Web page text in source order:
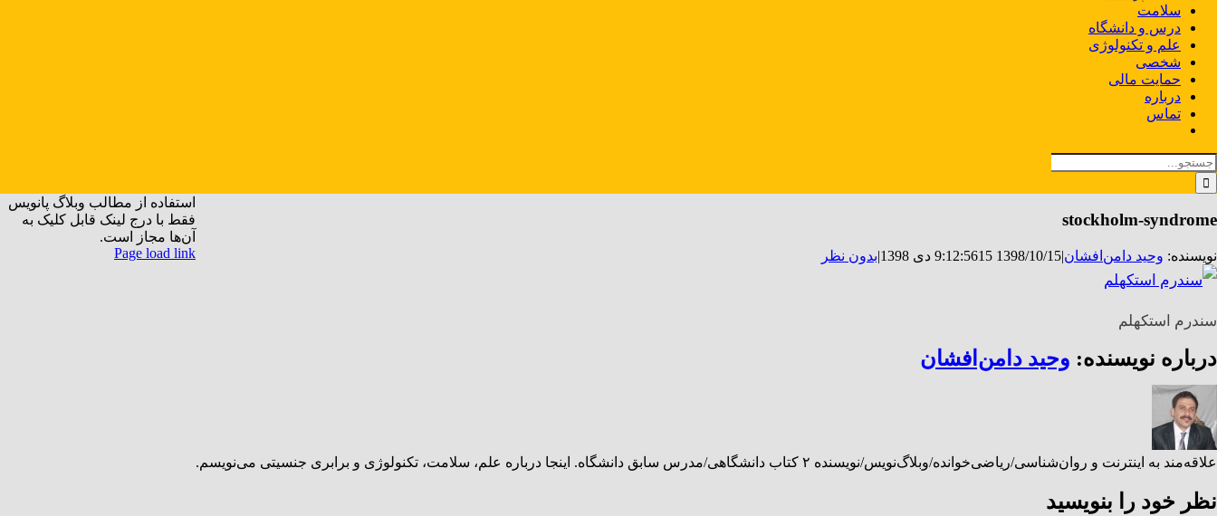
سلامت
درس و دانشگاه
علم و تکنولوژی
شخصی
حمایت مالی
درباره
تماس
جستجو
برای:
stockholm-syndrome
نویسنده: وحید دامن‌افشان|
1398/10/15 9:12:56 15 دی 1398 |بدون نظر
سندرم استکهلم
درباره نویسنده: وحید دامن‌افشان
علاقه‌مند به اینترنت و روان‌شناسی/ریاضی‌خوانده/وبلاگ‌نویس/نویسنده ۲ کتاب دانشگاهی/مدرس سابق دانشگاه. اینجا درباره علم، سلامت، تکنولوژی و برابری جنسیتی می‌نویسم.
نظر خود را بنویسید
استفاده از مطالب وبلاگ پانویس
فقط با درج لینک قابل کلیک به
آن‌ها مجاز است.
Instagram
X
تلگرام
پست
Rss
Page load link